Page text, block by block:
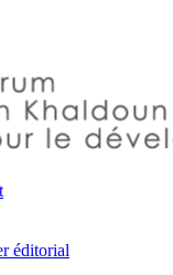
éditorial